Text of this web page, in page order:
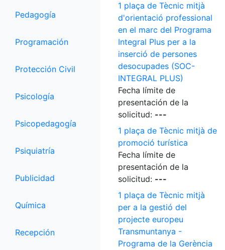
Pedagogía
Programación
Protección Civil
Psicología
Psicopedagogía
Psiquiatría
Publicidad
Química
Recepción
1 plaça de Tècnic mitjà
d'orientació professional
en el marc del Programa
Integral Plus per a la
inserció de persones
desocupades (SOC-
INTEGRAL PLUS)
Fecha límite de
presentación de la
solicitud: ---
1 plaça de Tècnic mitjà de
promoció turística
Fecha límite de
presentación de la
solicitud: ---
1 plaça de Tècnic mitjà
per a la gestió del
projecte europeu
Transmuntanya -
Programa de la Gerència